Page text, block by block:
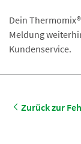
Dein
Meldung
Kundenservice.
Zurück zur